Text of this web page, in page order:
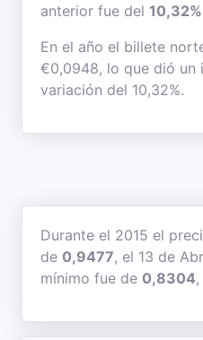
anterior fue del 10,32%
En el año el billete
€0,0948, lo que dió un
variación del 10,32%.
Durante el 2015 el
de 0,9477, el 13 de
mínimo fue de 0,8304